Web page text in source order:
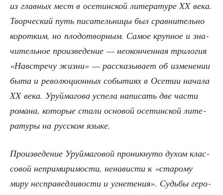
из глав­ных мест в осе­тин­ской лите­ра­ту­ре XX века.
Твор­че­ский путь писа­тель­ни­цы был срав­ни­тель­но
корот­ким, но пло­до­твор­ным. Самое круп­ное и зна­
чи­тель­ное про­из­ве­де­ние — неокон­чен­ная три­ло­гия
«Навстре­чу жиз­ни» — рас­ска­зы­ва­ет об изме­не­нии
быта и рево­лю­ци­он­ных собы­ти­ях в Осе­тии нача­ла
XX века. Уруй­ма­го­ва успе­ла напи­сать две части
рома­на, кото­рые ста­ли осно­вой осе­тин­ской лите­
ра­ту­ры на рус­ском языке.
Про­из­ве­де­ние Уруй­ма­го­вой про­ник­ну­то духом клас­
со­вой непри­ми­ри­мо­сти, нена­ви­сти к «ста­ро­му
миру неспра­вед­ли­во­сти и угне­те­ния». Судь­бы геро­